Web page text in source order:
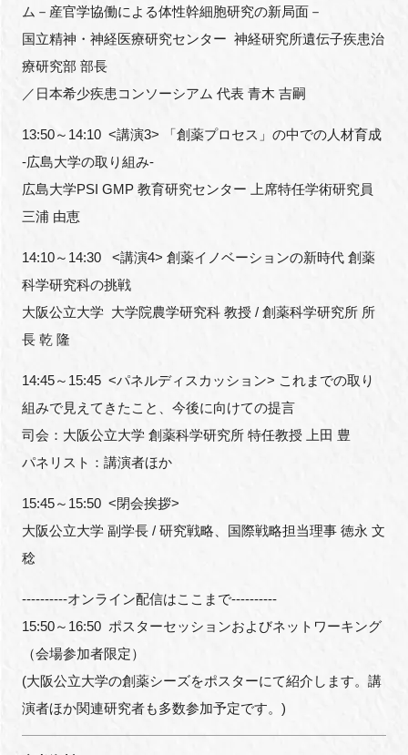
ム－産官学協働による体性幹細胞研究の新局面－
国立精神・神経医療研究センター 神経研究所遺伝子疾患治
療研究部 部長
／日本希少疾患コンソーシアム 代表 青木 吉嗣
13:50～14:10 <講演3> 「創薬プロセス」の中での人材育成
-広島大学の取り組み-
広島大学PSI GMP 教育研究センター 上席特任学術研究員
三浦 由恵
14:10～14:30 <講演4> 創薬イノベーションの新時代 創薬
科学研究科の挑戦
大阪公立大学 大学院農学研究科 教授 / 創薬科学研究所 所
長 乾 隆
14:45～15:45 <パネルディスカッション> これまでの取り
組みで見えてきたこと、今後に向けての提言
司会：大阪公立大学 創薬科学研究所 特任教授 上田 豊
パネリスト：講演者ほか
15:45～15:50 <閉会挨拶>
大阪公立大学 副学長 / 研究戦略、国際戦略担当理事 徳永 文
稔
----------オンライン配信はここまで----------
15:50～16:50 ポスターセッションおよびネットワーキング
（会場参加者限定）
(大阪公立大学の創薬シーズをポスターにて紹介します。講
演者ほか関連研究者も多数参加予定です。)